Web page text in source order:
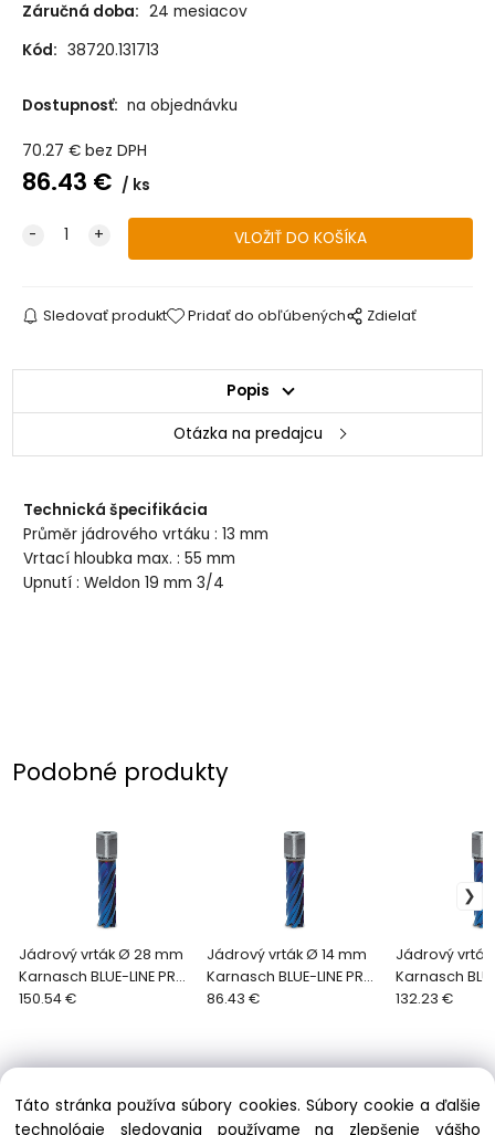
Záručná doba: 24 mesiacov
Kód: 38720.131713
Dostupnosť: na objednávku
70.27 € bez DPH
86.43 € ks
Sledovať produkt Pridať do obľúbených Zdielať
Popis
Otázka na predajcu
Technická špecifikácia
Průměr jádrového vrtáku : 13 mm
Vrtací hloubka max. : 55 mm
Upnutí : Weldon 19 mm 3/4
Podobné produkty
Jádrový vrták Ø 28 mm
Karnasch BLUE-LINE PRO
55
150.54 €
Jádrový vrták Ø 14 mm
Karnasch BLUE-LINE PRO
55
86.43 €
Jádrový
Karnasch
55
132.23 €
Táto stránka používa súbory cookies. Súbory cookie a ďalšie
technológie sledovania používame na zlepšenie vášho